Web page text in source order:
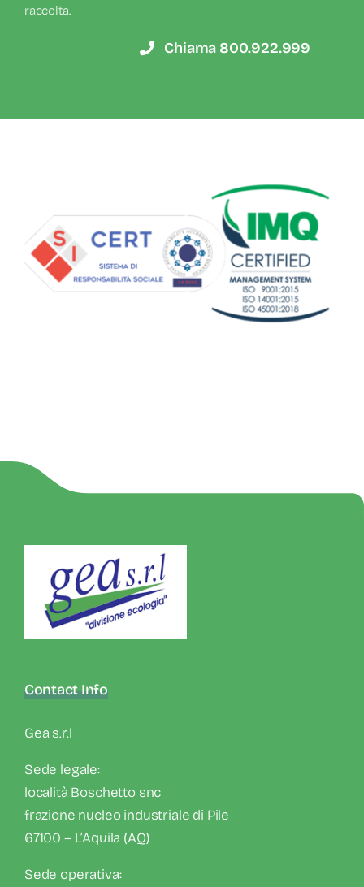
raccolta.
Chiama 800.922.999
Contact Info
Gea s.r.l
Sede legale:
località Boschetto snc
frazione nucleo industriale di Pile
67100 – L’Aquila (AQ)
Sede operativa: